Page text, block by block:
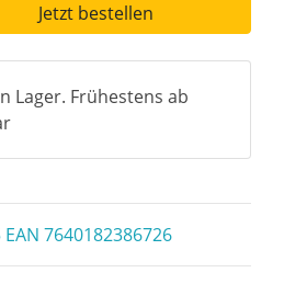
Jetzt bestellen
Lager. Frühestens ab
7640182386726